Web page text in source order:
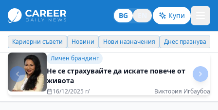
BG Купи
Кариерни съвети Новини Нови назначения Днес празнува
Идеи отвъд границите
Пътуванията ме правят по-гъвкава и по-
отворена към новото
01/09/2025 г/ Полина Тоскова